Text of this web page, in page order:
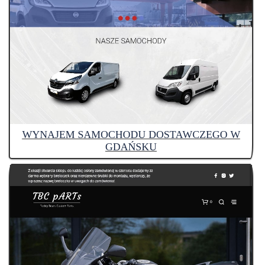
WYNAJEM SAMOCHODU DOSTAWCZEGO W
GDAŃSKU